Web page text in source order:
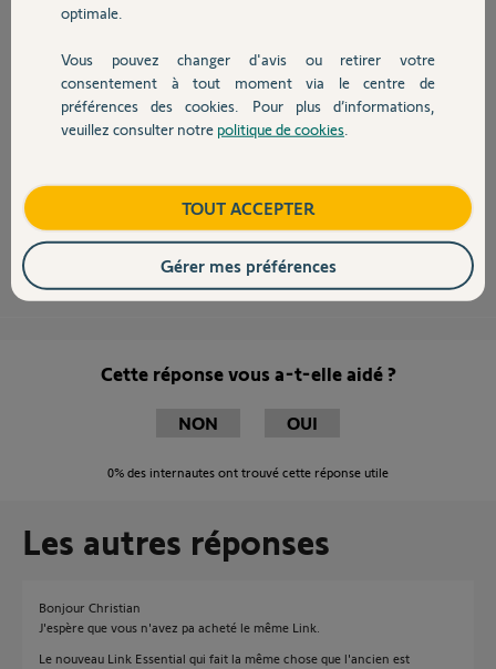
Devis avec un pro
Contact
Normalement il a un bouton blanc sur le coté.
Cette réponse vous a-t-elle aidé ?
NON OUI
0% des internautes ont trouvé cette réponse utile
Les autres réponses
Bonjour Christian
J'espère que vous n'avez pa acheté le même Link.
Le nouveau Link Essential qui fait la même chose que l'ancien est
optimale.
Vous pouvez changer d'avis ou retirer votre
consentement à tout moment via le centre de
préférences des cookies. Pour plus d’informations,
veuillez consulter notre politique de cookies
TOUT ACCEPTER
Gérer mes préférences